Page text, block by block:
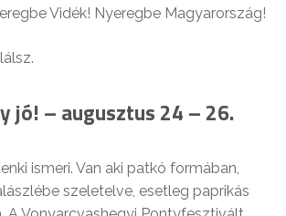
Vidék! Nyeregbe Magyarország!
jó! – augusztus 24 – 26.
ismeri. Van aki patkó formában,
szeletelve, esetleg paprikás